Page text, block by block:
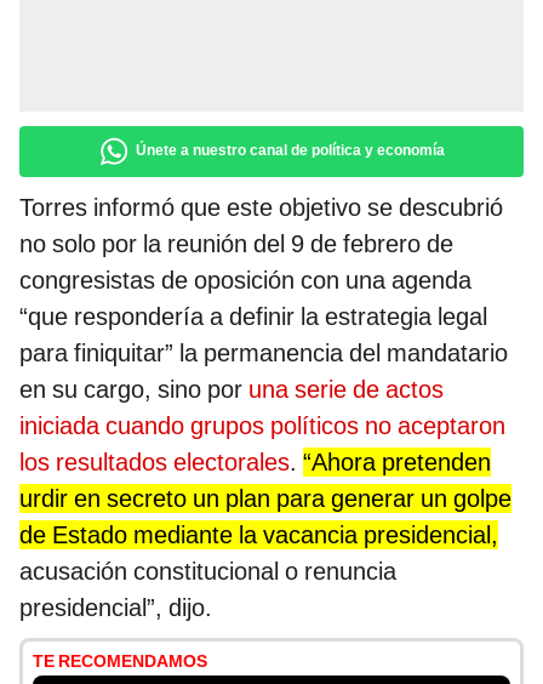
Únete a nuestro canal de política y economía
Torres informó que este objetivo se descubrió
no solo por la reunión del 9 de febrero de
congresistas de oposición con una agenda
“que respondería a definir la estrategia legal
para finiquitar” la permanencia del mandatario
en su cargo, sino por una serie de actos
iniciada cuando grupos políticos no aceptaron
los resultados electorales. “Ahora pretenden
urdir en secreto un plan para generar un golpe
de Estado mediante la vacancia presidencial,
acusación constitucional o renuncia
presidencial”, dijo.
TE RECOMENDAMOS